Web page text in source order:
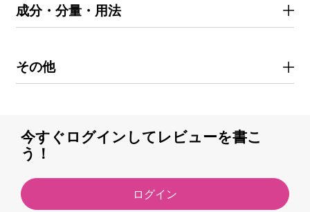
成分・分量・用法
その他
今すぐログインしてレビューを書こ
う！
ログイン